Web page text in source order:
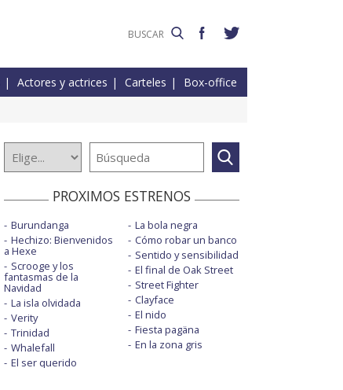
Actores y actrices Carteles Box-office
PROXIMOS ESTRENOS
Burundanga
Hechizo: Bienvenidos
a Hexe
Scrooge y los
fantasmas de la
Navidad
La isla olvidada
Verity
Trinidad
Whalefall
El ser querido
La bola negra
Cómo robar un banco
Sentido y sensibilidad
El final de Oak Street
Street Fighter
Clayface
El nido
Fiesta pagäna
En la zona gris